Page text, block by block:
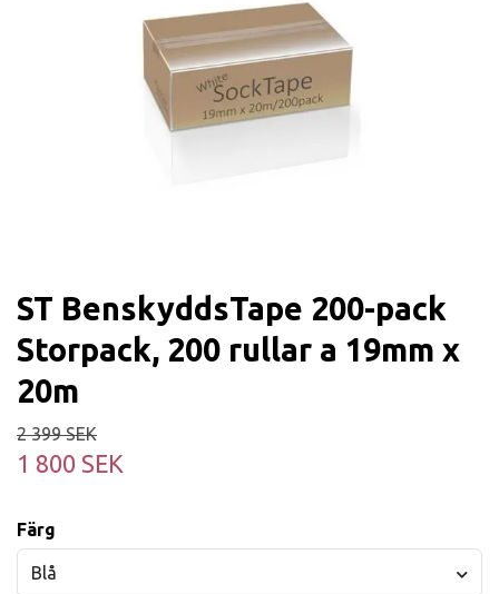
ST BenskyddsTape 200-pack
Storpack, 200 rullar a 19mm x
20m
2 399 SEK
1 800 SEK
Färg
Blå